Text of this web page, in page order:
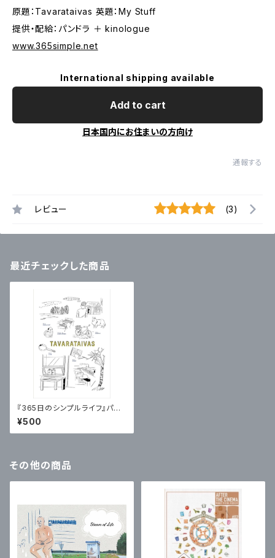
原題：Tavarataivas 英題：My Stuff
提供・配給：パンドラ ＋ kinologue
www.365simple.net
International shipping available
Add to cart
日本国内にお住まいの方向け
通報する
レビュー (3)
最近チェックした商品
『365日のシンプルライフ』パン
フレット【特典：365 pickup no
te】
¥500
その他の商品